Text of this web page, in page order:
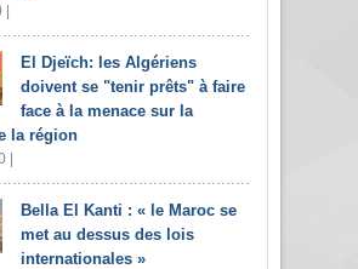
|
El Djeïch: les Algériens
doivent se "tenir prêts" à faire
face à la menace sur la
la région
|
Bella El Kanti : « le Maroc se
met au dessus des lois
internationales »